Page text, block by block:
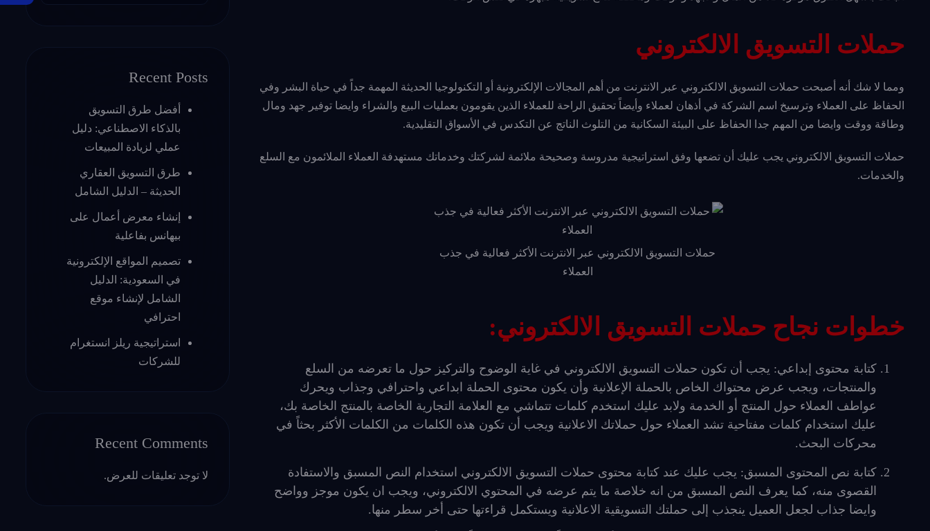
حملات التسويق الالكتروني
ومما لا شك أنه أصبحت حملات التسويق الالكتروني عبر الانترنت من أهم المجالات الإلكترونية أو التكنولوجيا الحديثة المهمة جداً في حياة البشر وفي
الحفاظ على العملاء وترسيخ اسم الشركة في أذهان لعملاء وأيضاً تحقيق الراحة للعملاء الذين يقومون بعمليات البيع والشراء وايضا توفير جهد ومال
وطاقة ووقت وايضا من المهم جدا الحفاظ على البيئة السكانية من التلوث الناتج عن التكدس في الأسواق التقليدية.
حملات التسويق الالكتروني يجب عليك أن تضعها وفق استراتيجية مدروسة وصحيحة ملائمة لشركتك وخدماتك مستهدفة العملاء الملائمون مع السلع
والخدمات.
حملات التسويق الالكتروني عبر الانترنت الأكثر فعالية في جذب
العملاء
خطوات نجاح حملات التسويق الالكتروني:
كتابة محتوى إبداعي: يجب أن تكون حملات التسويق الالكتروني في غاية الوضوح والتركيز حول ما تعرضه من السلع
والمنتجات، ويجب عرض محتواك الخاص بالحملة الإعلانية وأن يكون محتوى الحملة ابداعي واحترافي وجذاب ويحرك
عواطف العملاء حول المنتج أو الخدمة ولابد عليك استخدم كلمات تتماشي مع العلامة التجارية الخاصة بالمنتج الخاصة بك،
عليك استخدام كلمات مفتاحية تشد العملاء حول حملاتك الاعلانية ويجب أن تكون هذه الكلمات من الكلمات الأكثر بحثاً في
محركات البحث.
كتابة نص المحتوى المسبق: يجب عليك عند كتابة محتوى حملات التسويق الالكتروني استخدام النص المسبق والاستفادة
القصوى منه، كما يعرف النص المسبق من انه خلاصة ما يتم عرضه في المحتوي الالكتروني، ويجب ان يكون موجز وواضح
وايضا جذاب لجعل العميل ينجذب إلى حملتك التسويقية الاعلانية ويستكمل قراءتها حتى أخر سطر منها.
Recent Posts
أفضل طرق التسويق
بالذكاء الاصطناعي: دليل
عملي لزيادة المبيعات
طرق التسويق العقاري
الحديثة – الدليل الشامل
إنشاء معرض أعمال على
بيهانس بفاعلية
تصميم المواقع الإلكترونية
في السعودية: الدليل
الشامل لإنشاء موقع
احترافي
استراتيجية ريلز انستغرام
للشركات
Recent Comments
لا توجد تعليقات للعرض.